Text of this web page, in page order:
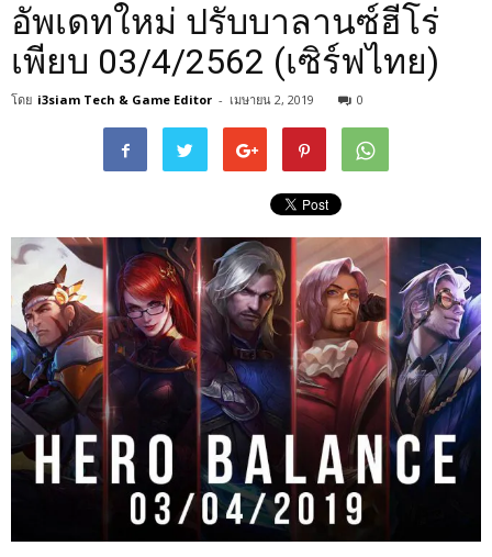
อัพเดทใหม่ ปรับบาลานซ์ฮีโร่
เพียบ 03/4/2562 (เซิร์ฟไทย)
โดย i3siam Tech & Game Editor - เมษายน 2, 2019 0